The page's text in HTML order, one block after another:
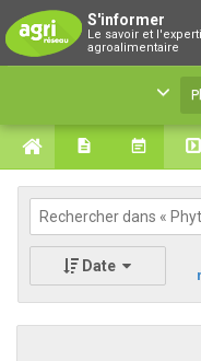
S'informer
Le savoir et
agroalimentaire
Le savoir et
Date